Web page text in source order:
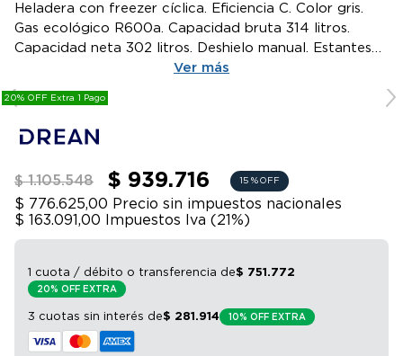
Heladera con freezer cíclica. Eficiencia C. Color gris.
Gas ecológico R600a. Capacidad bruta 314 litros.
Capacidad neta 302 litros. Deshielo manual. Estantes
de vidrio templado en refrigerador regulables en
altura. Anaqueles en contrapuerta. Cajón especial para
frutas y verduras. Luz interior LED.
Ver más
20% OFF Extra 1 Pago
$ 1.105.548 $ 939.716 15 % OFF
$ 776.625,00 Precio sin impuestos nacionales
$ 163.091,00
Impuestos Iva (21%)
1 cuota / débito o transferencia de$ 751 .772
20% OFF EXTRA
3 cuotas sin interés de$ 281 .914 10% OFF EXTRA
6.
colchones
7.
aire acondicionado
9.
sommier
10. smart tv